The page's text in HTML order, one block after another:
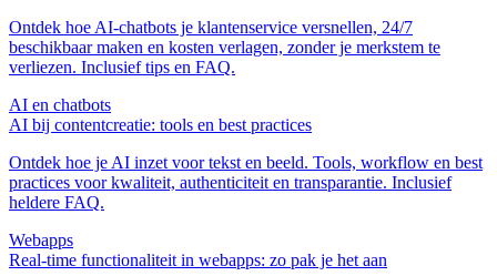
Ontdek hoe AI‑chatbots je klantenservice versnellen, 24/7
beschikbaar maken en kosten verlagen, zonder je merkstem te
verliezen. Inclusief tips en FAQ.
AI en chatbots
AI bij contentcreatie: tools en best practices
Ontdek hoe je AI inzet voor tekst en beeld. Tools, workflow en best
practices voor kwaliteit, authenticiteit en transparantie. Inclusief
heldere FAQ.
Webapps
Real‑time functionaliteit in webapps: zo pak je het aan